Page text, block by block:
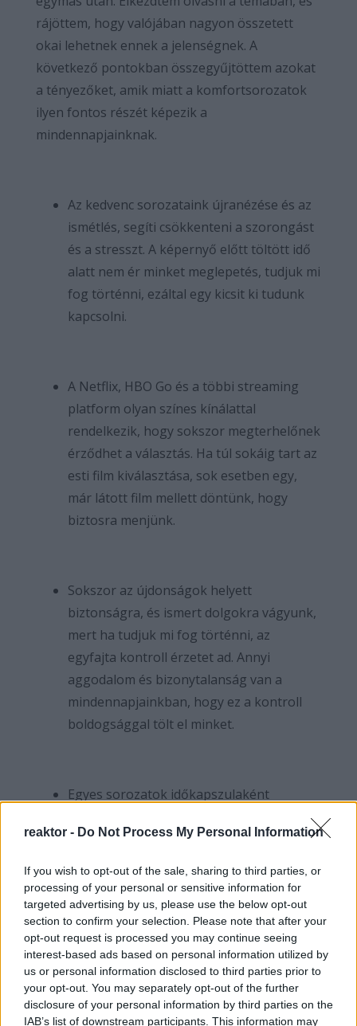
reaktor - Do Not Process My Personal Information
If you wish to opt-out of the sale, sharing to third parties, or
processing of your personal or sensitive information for
targeted advertising by us, please use the below opt-out
section to confirm your selection. Please note that after your
opt-out request is processed you may continue seeing
interest-based ads based on personal information utilized by
us or personal information disclosed to third parties prior to
your opt-out. You may separately opt-out of the further
disclosure of your personal information by third parties on the
IAB’s list of downstream participants. This information may
rájöttem, hogy valójában nagyon összetett
okai lehetnek ennek a jelenségnek. A
következő pontokban összegyűjtöttem azokat
a tényezőket, amik miatt a komfortsorozatok
ilyen fontos részét képezik a
mindennapjainknak.
Az kedvenc sorozataink újranézése és az
ismétlés, segíti csökkenteni a szorongást
és a stresszt. A képernyő előtt töltött idő
alatt nem ér minket meglepetés, tudjuk mi
fog történni, ezáltal egy kicsit ki tudunk
kapcsolni.
A Netflix, HBO Go és a többi streaming
platform olyan színes kínálattal
rendelkezik, hogy sokszor megterhelőnek
érződhet a választás. Ha túl sokáig tart az
esti film kiválasztása, sok esetben egy,
már látott film mellett döntünk, hogy
biztosra menjünk.
Sokszor az újdonságok helyett
biztonságra, és ismert dolgokra vágyunk,
mert ha tudjuk mi fog történni, az
egyfajta kontroll érzetet ad. Annyi
aggodalom és bizonytalanság van a
mindennapjainkban, hogy ez a kontroll
boldogsággal tölt el minket.
Egyes sorozatok időkapszulaként
egy olyan korba, amik esetleg
tárcsázós telefonok, régi divat trendek,
régi autók, stb.
A nosztalgia érzése is hozzájárul a
komfortsorozatok "varázsához". Egy
gondtalanabb időszak jelenhet meg